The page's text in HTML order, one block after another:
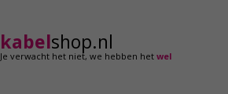
kabelshop.nl
Je verwacht het niet,we hebben hetwel